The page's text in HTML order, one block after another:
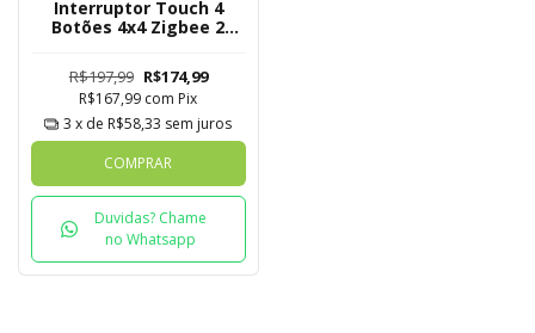
Interruptor Touch 4
Botões 4x4 Zigbee 2
R$197,99 R$174,99
R$167,99 com Pix
3 x de R$58,33 sem juros
COMPRAR
Duvidas? Chame
no Whatsapp